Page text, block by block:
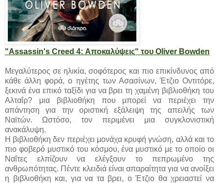
"Assassin's Creed 4: Αποκαλύψεις" του Oliver Bowden
Μεγαλύτερος σε ηλικία, σοφότερος και πιο επικίνδυνος από
κάθε άλλη φορά, ο ηγέτης των Ασασίνων, Έτζιο Οντιτόρε,
ξεκινά ένα επικό ταξίδι για να βρει τη χαμένη βιβλιοθήκη του
Αλταΐρ? μια βιβλιοθήκη που μπορεί να περιέχει την
απάντηση για την οριστική εξάλειψη της απειλής των
Ναϊτών. Ωστόσο, τον περιμένει μια συγκλονιστική
ανακάλυψη.
Η βιβλιοθήκη δεν περιέχει μονάχα κρυφή γνώση, αλλά και το
πιο φοβερό μυστικό του κόσμου, ένα μυστικό με το οποίο οι
Ναΐτες ελπίζουν να ελέγξουν το πεπρωμένο της
ανθρωπότητας. Πέντε κλειδιά είναι απαραίτητα για να ανοίξει
η βιβλιοθήκη και, για να τα βρει, ο Έτζιο θα χρειαστεί να